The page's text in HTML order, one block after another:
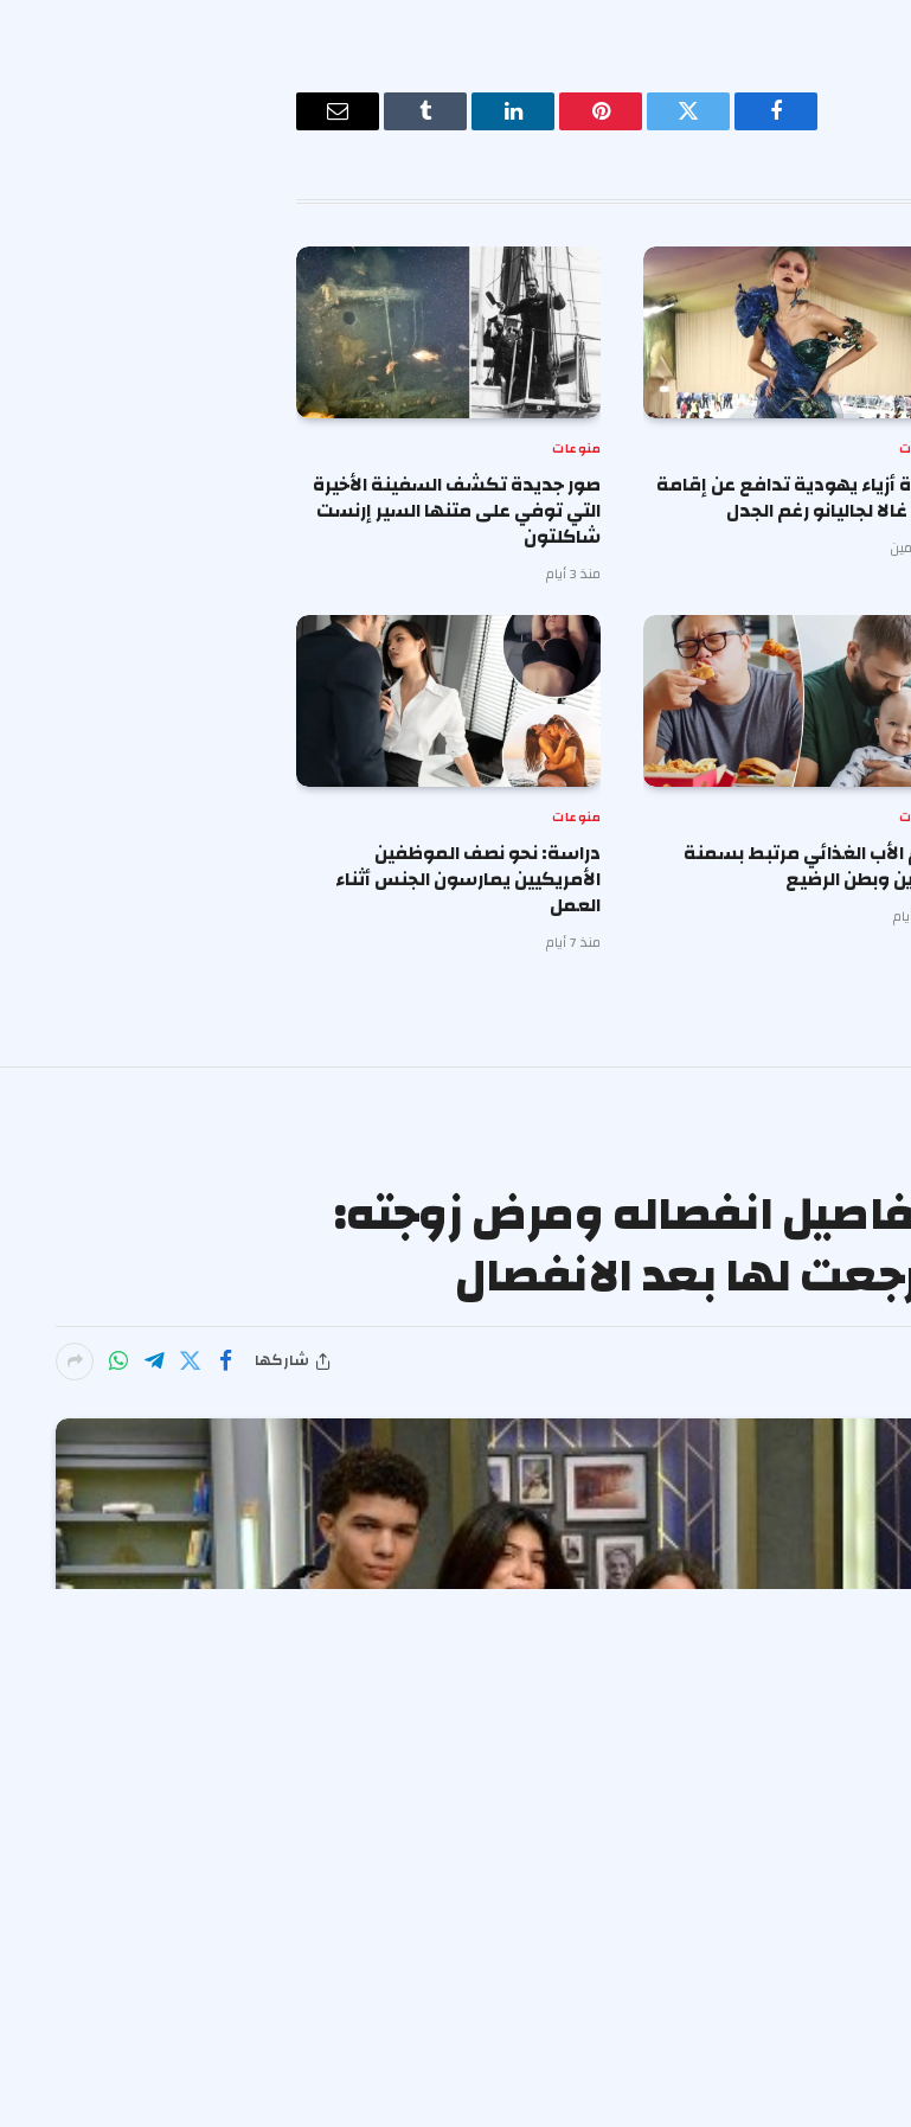
فيسبوك تويتر بينتيريستلينكدإن Tumblr
البريد
أزياء يهودية تدافع عن إقامة
لجاليانو رغم الجدل
منوعات
صور جديدة تكشف السفينة الأخيرة
التي توفي على متنها السير إرنست
شاكلتون
منذ 3 أيام
الغذائي مرتبط بسمنة
وبطن الرضيع
منوعات
دراسة: نحو نصف الموظفين
الأمريكيين يمارسون الجنس أثناء
العمل
منذ 7 أيام
انفصاله ومرض زوجته:
لها بعد الانفصال
شاركها